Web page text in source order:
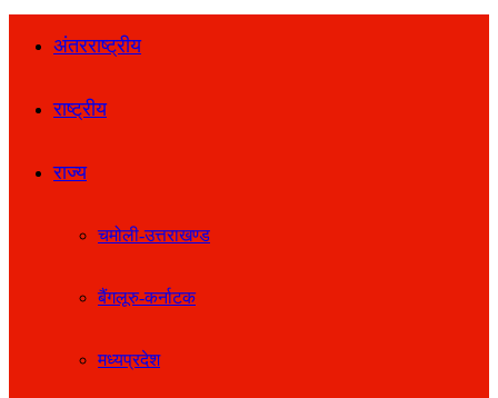
अंतरराष्ट्रीय
राष्ट्रीय
राज्य
चमोली-उत्तराखण्ड
बैंगलूरु-कर्नाटक
मध्यप्रदेश